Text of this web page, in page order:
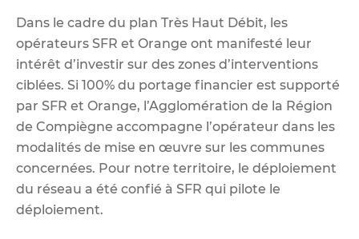
Dans le cadre du plan Très Haut Débit, les
opérateurs SFR et Orange ont manifesté leur
intérêt d’investir sur des zones d’interventions
ciblées. Si 100% du portage financier est supporté
par SFR et Orange, l’Agglomération de la Région
de Compiègne accompagne l’opérateur dans les
modalités de mise en œuvre sur les communes
concernées. Pour notre territoire, le déploiement
du réseau a été confié à SFR qui pilote le
déploiement.